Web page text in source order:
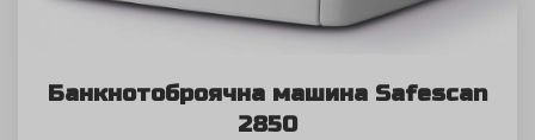
Банкнотоброячна машина Safescan
2850